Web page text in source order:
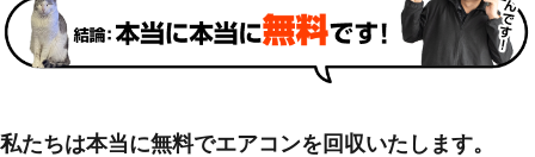
私たちは本当に無料でエアコンを回収いたします。